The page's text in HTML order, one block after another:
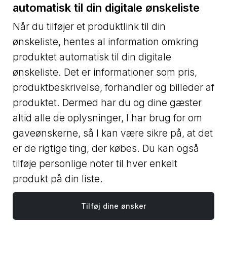
automatisk til din digitale ønskeliste
Når du tilføjer et produktlink til din
ønskeliste, hentes al information omkring
produktet automatisk til din digitale
ønskeliste. Det er informationer som pris,
produktbeskrivelse, forhandler og billeder af
produktet. Dermed har du og dine gæster
altid alle de oplysninger, I har brug for om
gaveønskerne, så I kan være sikre på, at det
er de rigtige ting, der købes. Du kan også
tilføje personlige noter til hver enkelt
produkt på din liste.
Tilføj dine ønsker